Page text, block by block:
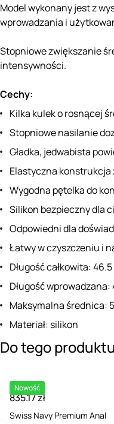
Model wykonany jest z
wprowadzania i
Stopniowe zwiększanie
intensywności.
Cechy:
Kilka kulek o rosnącej
Stopniowe nasilanie
Gładka, jedwabista
Elastyczna
Wygodna pętelka do
Silikon bezpieczny dla
Odpowiedni dla
Łatwy w czyszczeniu i
Długość całkowita:
Długość wprowadzana:
Maksymalna średnica:
Materiał: silikon
Do tego
Nowość
835.17 zł
Swiss Navy Premium Anal